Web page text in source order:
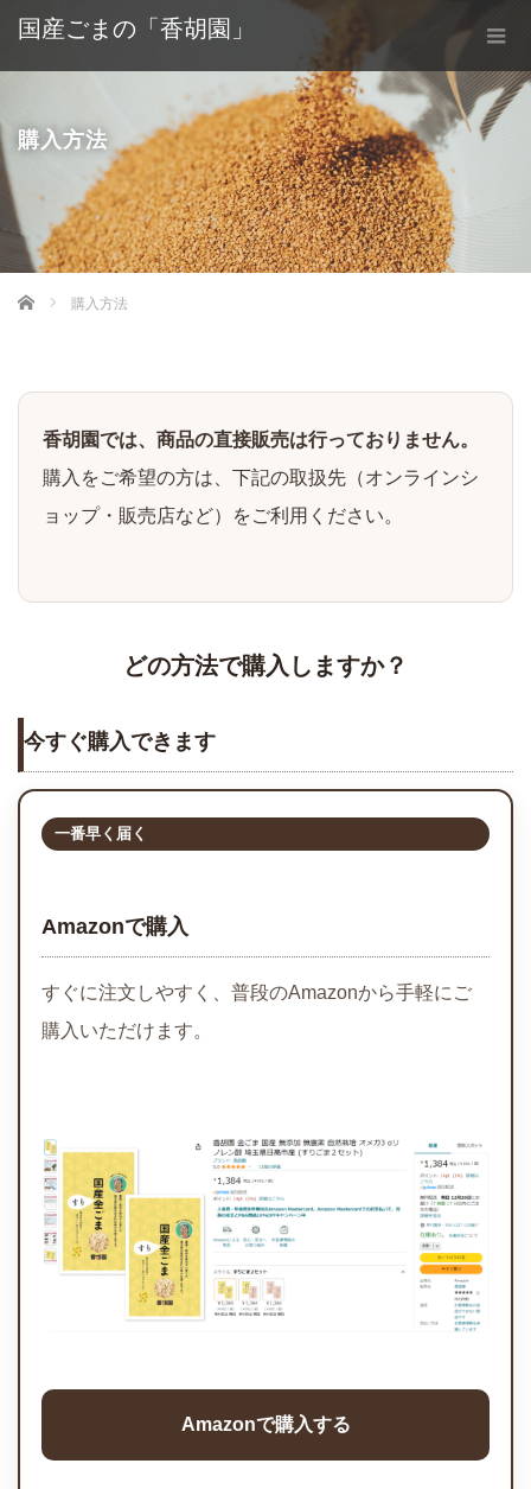
国産ごまの「香胡園」
購入方法
Home 購入方法
香胡園では、商品の直接販売は行っておりません。
購入をご希望の方は、下記の取扱先（オンラインシ
ョップ・販売店など）をご利用ください。
どの方法で購入しますか？
今すぐ購入できます
一番早く届く
Amazonで購入
すぐに注文しやすく、普段のAmazonから手軽にご
購入いただけます。
Amazonで購入する